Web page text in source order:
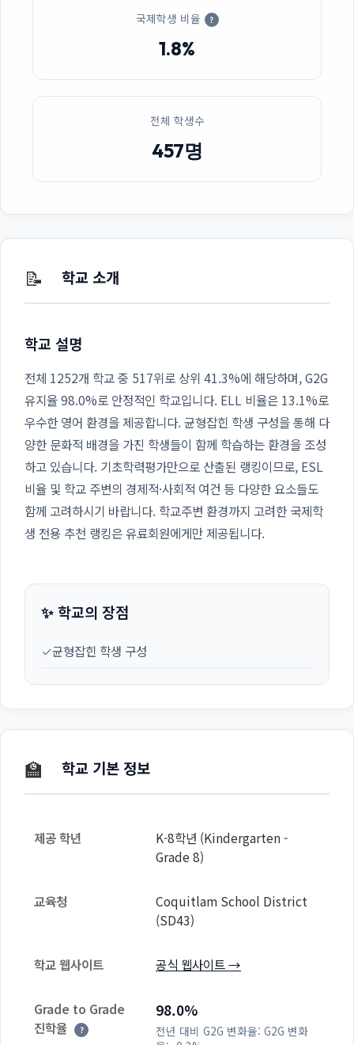
국제학생 비율 ?
1.8%
전체 학생수
457명
📝 학교 소개
학교 설명
전체 1252개 학교 중 517위로 상위 41.3%에 해당하며, G2G
유지율 98.0%로 안정적인 학교입니다. ELL 비율은 13.1%로
우수한 영어 환경을 제공합니다. 균형잡힌 학생 구성을 통해 다
양한 문화적 배경을 가진 학생들이 함께 학습하는 환경을 조성
하고 있습니다. 기초학력평가만으로 산출된 랭킹이므로, ESL
비율 및 학교 주변의 경제적·사회적 여건 등 다양한 요소들도
함께 고려하시기 바랍니다. 학교주변 환경까지 고려한 국제학
생 전용 추천 랭킹은 유료회원에게만 제공됩니다.
✨ 학교의 장점
✓균형잡힌 학생 구성
🏫 학교 기본 정보
제공 학년
K-8학년 (Kindergarten -
Grade 8)
교육청
Coquitlam School District
(SD43)
학교 웹사이트 공식 웹사이트 →
Grade to Grade
진학율
?
98.0%
전년 대비 G2G 변화율: G2G 변화